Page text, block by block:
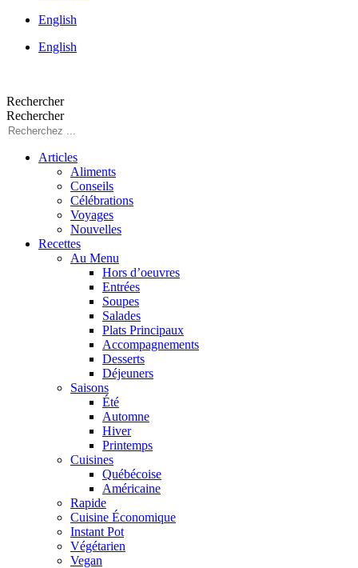
English
English
Rechercher
Rechercher
Articles
Aliments
Conseils
Célébrations
Voyages
Nouvelles
Recettes
Au Menu
Hors d’oeuvres
Entrées
Soupes
Salades
Plats Principaux
Accompagnements
Desserts
Déjeuners
Saisons
Été
Automne
Hiver
Printemps
Cuisines
Québécoise
Américaine
Rapide
Cuisine Économique
Instant Pot
Végétarien
Vegan